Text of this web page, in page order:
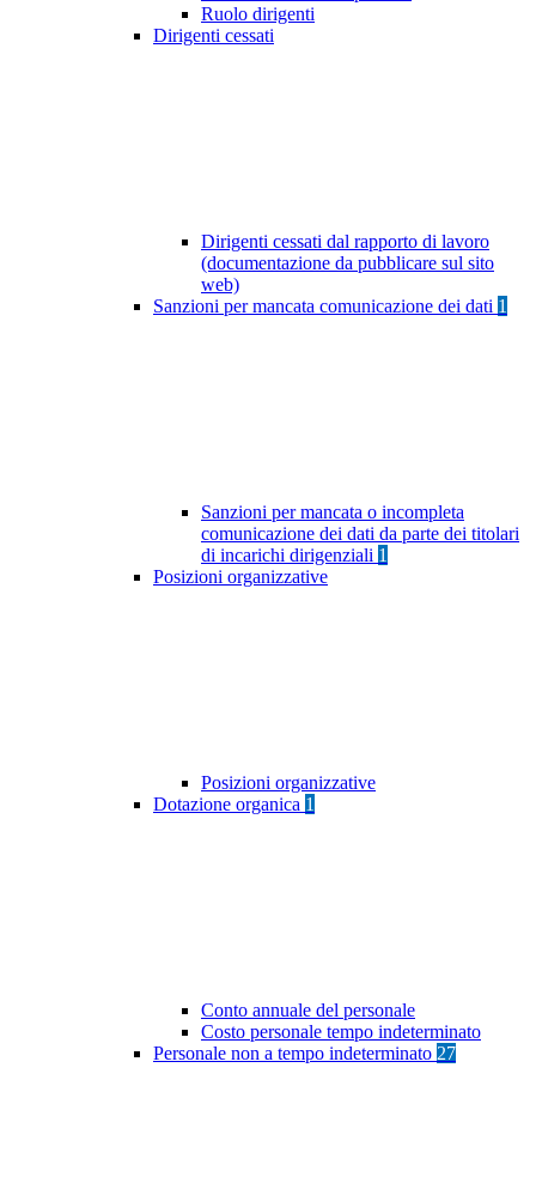
Ruolo dirigenti
Dirigenti cessati
Dirigenti cessati dal rapporto di lavoro
(documentazione da pubblicare sul sito
web)
Sanzioni per mancata comunicazione dei dati 1
Sanzioni per mancata o incompleta
comunicazione dei dati da parte dei titolari
di incarichi dirigenziali 1
Posizioni organizzative
Posizioni organizzative
Dotazione organica 1
Conto annuale del personale
Costo personale tempo indeterminato
Personale non a tempo indeterminato 27